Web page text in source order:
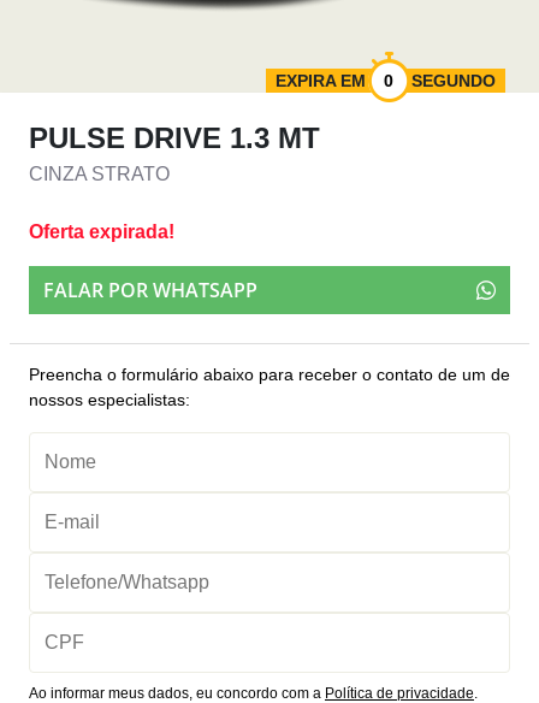
EXPIRA EM SEGUNDO
PULSE DRIVE 1.3 MT
CINZA STRATO
Oferta expirada!
FALAR POR WHATSAPP
Preencha o formulário abaixo para receber o contato de um de
nossos especialistas:
Ao informar meus dados, eu concordo com a Política de privacidade